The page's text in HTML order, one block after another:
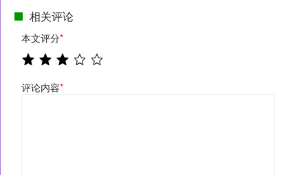
相关评论
本文评分*
评论内容*